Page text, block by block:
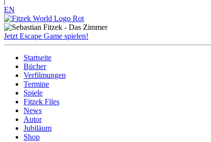
EN
Jetzt Escape Game spielen!
Startseite
Bücher
Verfilmungen
Termine
Spiele
Fitzek Files
News
Autor
Jubiläum
Shop